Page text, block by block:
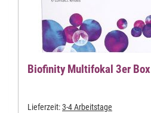
Biofinity Multifokal 3er Box
Lieferzeit:3-4 Arbeitstage